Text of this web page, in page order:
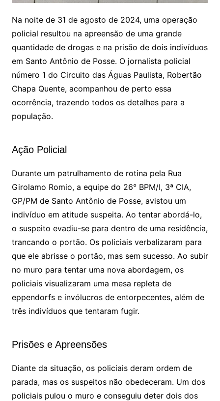
Na noite de 31 de agosto de 2024, uma operação
policial resultou na apreensão de uma grande
quantidade de drogas e na prisão de dois indivíduos
em Santo Antônio de Posse. O jornalista policial
número 1 do Circuito das Águas Paulista, Robertão
Chapa Quente, acompanhou de perto essa
ocorrência, trazendo todos os detalhes para a
população.
Ação Policial
Durante um patrulhamento de rotina pela Rua
Girolamo Romio, a equipe do 26° BPM/I, 3ª CIA,
GP/PM de Santo Antônio de Posse, avistou um
indivíduo em atitude suspeita. Ao tentar abordá-lo,
o suspeito evadiu-se para dentro de uma residência,
trancando o portão. Os policiais verbalizaram para
que ele abrisse o portão, mas sem sucesso. Ao subir
no muro para tentar uma nova abordagem, os
policiais visualizaram uma mesa repleta de
eppendorfs e invólucros de entorpecentes, além de
três indivíduos que tentaram fugir.
Prisões e Apreensões
Diante da situação, os policiais deram ordem de
parada, mas os suspeitos não obedeceram. Um dos
policiais pulou o muro e conseguiu deter dois dos